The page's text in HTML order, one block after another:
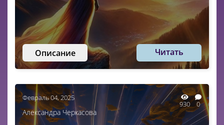
Описание Читать
Февраль 04, 2025
930 0
Александра Черкасова